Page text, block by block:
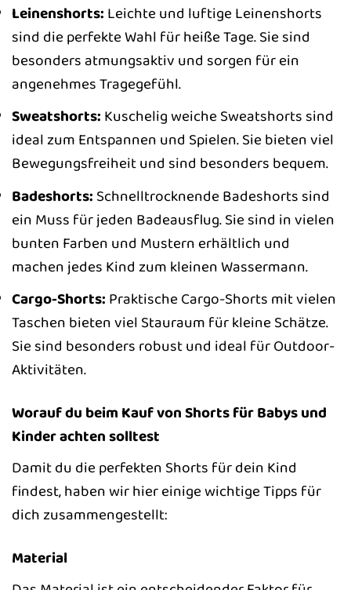
Leinenshorts: Leichte und luftige Leinenshorts
sind die perfekte Wahl für heiße Tage. Sie sind
besonders atmungsaktiv und sorgen für ein
angenehmes Tragegefühl.
Sweatshorts: Kuschelig weiche Sweatshorts sind
ideal zum Entspannen und Spielen. Sie bieten viel
Bewegungsfreiheit und sind besonders bequem.
Badeshorts: Schnelltrocknende Badeshorts sind
ein Muss für jeden Badeausflug. Sie sind in vielen
bunten Farben und Mustern erhältlich und
machen jedes Kind zum kleinen Wassermann.
Cargo-Shorts: Praktische Cargo-Shorts mit vielen
Taschen bieten viel Stauraum für kleine Schätze.
Sie sind besonders robust und ideal für Outdoor-
Aktivitäten.
Worauf du beim Kauf von Shorts für Babys und
Kinder achten solltest
Damit du die perfekten Shorts für dein Kind
findest, haben wir hier einige wichtige Tipps für
dich zusammengestellt:
Material